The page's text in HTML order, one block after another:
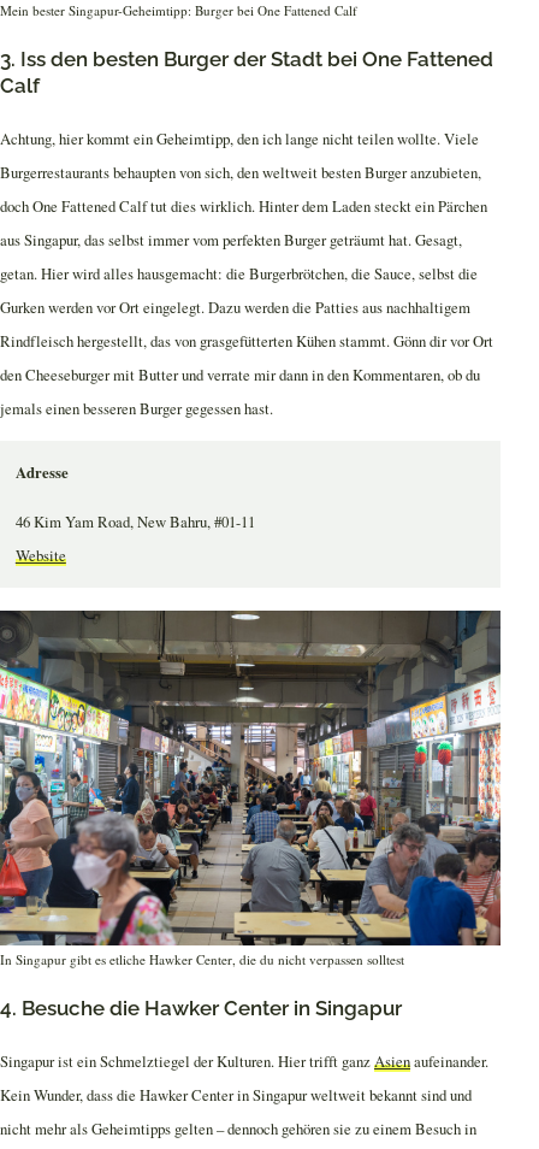
Mein bester Singapur-Geheimtipp: Burger bei One Fattened Calf
3. Iss den besten Burger der Stadt bei One Fattened
Calf
Achtung, hier kommt ein Geheimtipp, den ich lange nicht teilen wollte. Viele
Burgerrestaurants behaupten von sich, den weltweit besten Burger anzubieten,
doch One Fattened Calf tut dies wirklich. Hinter dem Laden steckt ein Pärchen
aus Singapur, das selbst immer vom perfekten Burger geträumt hat. Gesagt,
getan. Hier wird alles hausgemacht: die Burgerbrötchen, die Sauce, selbst die
Gurken werden vor Ort eingelegt. Dazu werden die Patties aus nachhaltigem
Rindfleisch hergestellt, das von grasgefütterten Kühen stammt. Gönn dir vor Ort
den Cheeseburger mit Butter und verrate mir dann in den Kommentaren, ob du
jemals einen besseren Burger gegessen hast.
Adresse
46 Kim Yam Road, New Bahru, #01-11
Website
In Singapur gibt es etliche Hawker Center, die du nicht verpassen solltest
4. Besuche die Hawker Center in Singapur
Singapur ist ein Schmelztiegel der Kulturen. Hier trifft ganzAsienaufeinander.
Kein Wunder, dass die Hawker Center in Singapur weltweit bekannt sind und
nicht mehr als Geheimtipps gelten – dennoch gehören sie zu einem Besuch in